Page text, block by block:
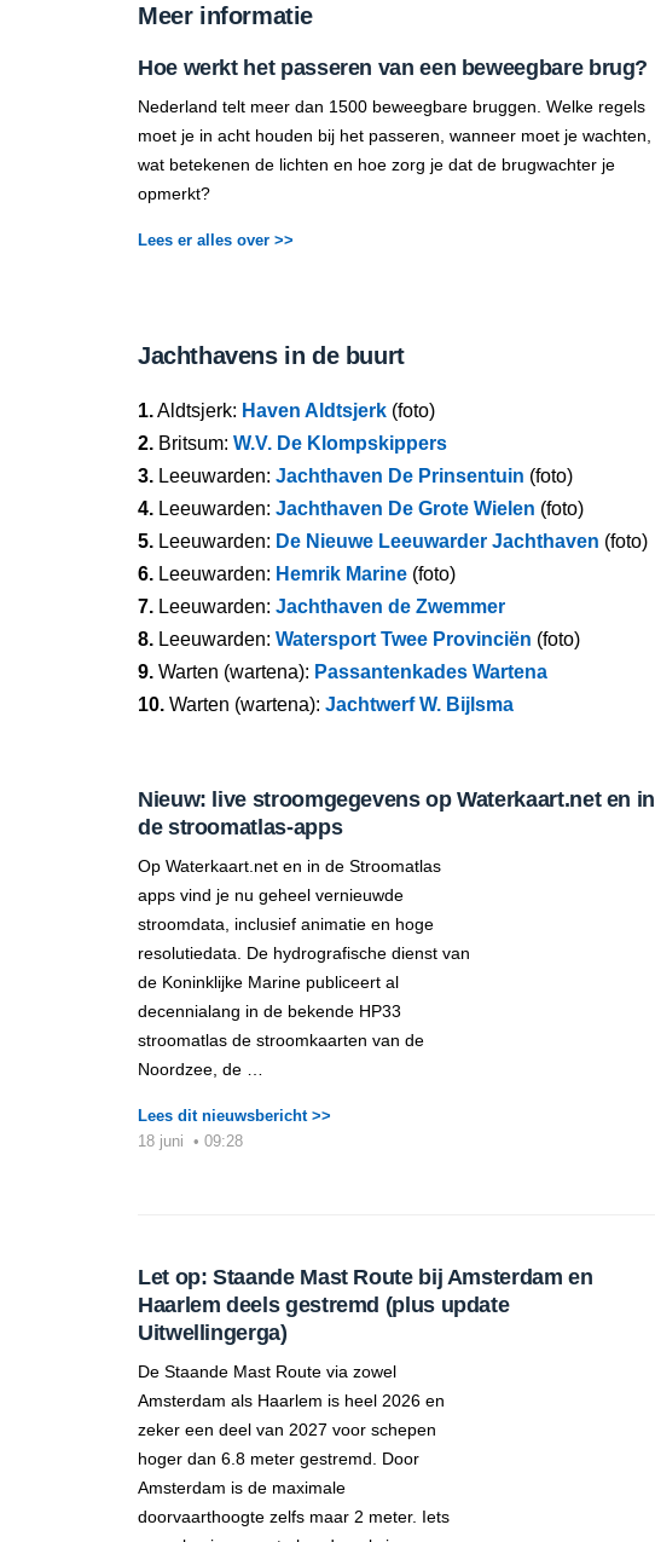
Meer informatie
Hoe werkt het passeren van een beweegbare brug?
Nederland telt meer dan 1500 beweegbare bruggen. Welke regels
moet je in acht houden bij het passeren, wanneer moet je wachten,
wat betekenen de lichten en hoe zorg je dat de brugwachter je
opmerkt?
Lees er alles over >>
Jachthavens in de buurt
1.Aldtsjerk: Haven Aldtsjerk (foto)
2. Britsum: W.V. De Klompskippers
3. Leeuwarden: Jachthaven De Prinsentuin (foto)
4. Leeuwarden: Jachthaven De Grote Wielen (foto)
5. Leeuwarden: De Nieuwe Leeuwarder Jachthaven (foto)
6. Leeuwarden: Hemrik Marine (foto)
7. Leeuwarden: Jachthaven de Zwemmer
8. Leeuwarden: Watersport Twee Provinciën (foto)
9. Warten (wartena): Passantenkades Wartena
10. Warten (wartena): Jachtwerf W. Bijlsma
Nieuw: live stroomgegevens op Waterkaart.net en in
de stroomatlas-apps
Op Waterkaart.net en in de Stroomatlas
apps vind je nu geheel vernieuwde
stroomdata, inclusief animatie en hoge
resolutiedata. De hydrografische dienst van
de Koninklijke Marine publiceert al
decennialang in de bekende HP33
stroomatlas de stroomkaarten van de
Noordzee, de …
Lees dit nieuwsbericht >>
18 juni • 09:28
Let op: Staande Mast Route bij Amsterdam en
Haarlem deels gestremd (plus update
Uitwellingerga)
De Staande Mast Route via zowel
Amsterdam als Haarlem is heel 2026 en
zeker een deel van 2027 voor schepen
hoger dan 6.8 meter gestremd. Door
Amsterdam is de maximale
doorvaarthoogte zelfs maar 2 meter. Iets